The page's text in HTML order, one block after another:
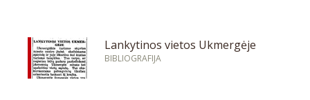
Lankytinos vietos Ukmergėje
BIBLIOGRAFIJA